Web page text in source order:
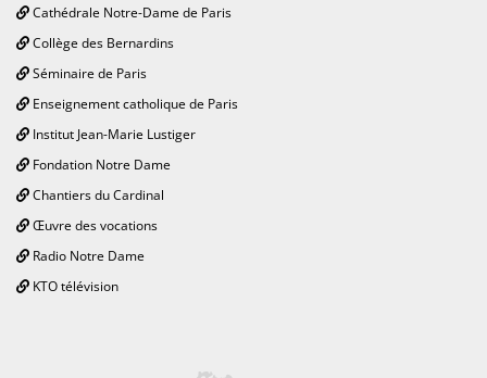
Cathédrale Notre-Dame de Paris
Collège des Bernardins
Séminaire de Paris
Enseignement catholique de Paris
Institut Jean-Marie Lustiger
Fondation Notre Dame
Chantiers du Cardinal
Œuvre des vocations
Radio Notre Dame
KTO télévision